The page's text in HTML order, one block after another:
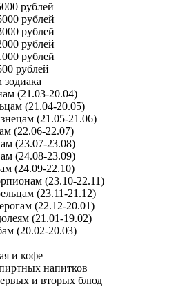
рублей
рублей
рублей
рублей
рублей
рублей
(21.03-20.04)
(21.04-20.05)
(21.05-21.06)
(22.06-22.07)
(23.07-23.08)
(24.08-23.09)
(24.09-22.10)
(23.10-22.11)
(23.11-21.12)
(22.12-20.01)
(21.01-19.02)
(20.02-20.03)
и кофе
напитков
и вторых блюд